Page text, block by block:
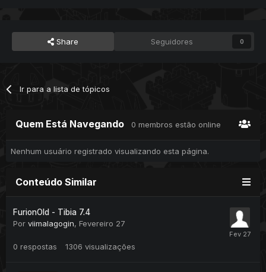
Share Seguidores 0
Ir para a lista de tópicos
Quem Está Navegando 0 membros estão online
Nenhum usuário registrado visualizando esta página.
Conteúdo Similar
FurionOld - Tibia 7.4
Por viimalagogin, Fevereiro 27
0 respostas 1306 visualizações